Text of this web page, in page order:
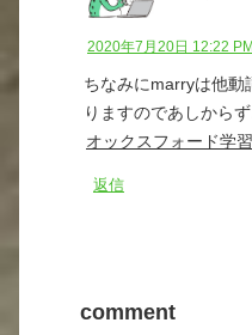
2020年7月20日 12:22 PM
ちなみにmarryは他動
りますのであしから
オックスフォード学
返信
comment